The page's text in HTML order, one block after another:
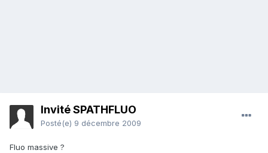
Invité SPATHFLUO
Posté(e) 9 décembre 2009
Fluo massive ?